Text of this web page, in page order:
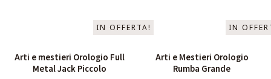
IN OFFERTA!
Arti e mestieri Orologio Full
Metal Jack Piccolo
IN
Arti e Mestieri Orologio
Rumba Grande